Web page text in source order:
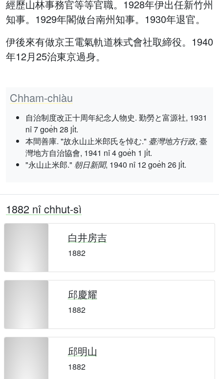
經歷山林事務官等等官職。1928年伊出任新竹州
知事。1929年閣做台南州知事。1930年退官。
伊後來有做京王電氣軌道株式會社取締役。1940
年12月25治東京過身。
Chham-chiàu
自治制度改正十周年紀念人物史. 勤勞と富源社, 1931
nî 7 goe̍h 28 ji̍t.
本間善庫. "故永山止米郎氏を悼む." 臺灣地方行政, 臺
灣地方自治協會, 1941 nî 4 goe̍h 1 ji̍t.
"永山止米郎." 朝日新聞, 1940 nî 12 goe̍h 26 ji̍t.
1882 nî chhut-sì
白井房吉
1882
邱慶耀
1882
邱明山
1882